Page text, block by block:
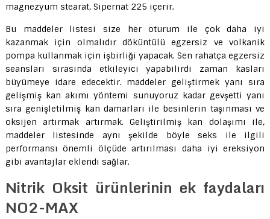
magnezyum stearat, Sipernat 225 içerir.
Bu maddeler listesi size her oturum ile çok daha iyi
kazanmak için olmalıdır döküntülü egzersiz ve volkanik
pompa kullanmak için işbirliği yapacak. Sen rahatça egzersiz
seansları sırasında etkileyici yapabilirdi zaman kasları
büyümeye idare edecektir. maddeler geliştirmek yanı sıra
gelişmiş kan akımı yöntemi sunuyoruz kadar gevşetti yanı
sıra genişletilmiş kan damarları ile besinlerin taşınması ve
oksijen artırmak artırmak. Geliştirilmiş kan dolaşımı ile,
maddeler listesinde aynı şekilde böyle seks ile ilgili
performansı önemli ölçüde artırılması daha iyi ereksiyon
gibi avantajlar eklendi sağlar.
Nitrik Oksit ürünlerinin ek faydaları
NO2-MAX